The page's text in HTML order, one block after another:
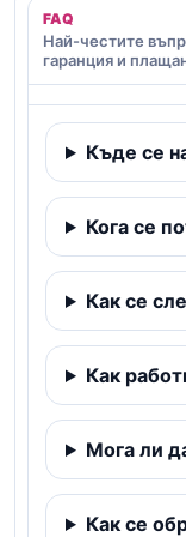
FAQ
Най-честите
гаранция и
Къде се
Кога се
Как се
Как
Мога ли
Как се